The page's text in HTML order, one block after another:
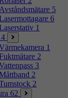
Avståndsmätare 5
6
1
1
2
3
2
2
62